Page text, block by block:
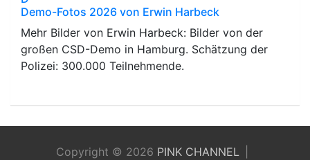
Demo-Fotos 2026 von Erwin Harbeck
Mehr Bilder von Erwin Harbeck: Bilder von der
großen CSD-Demo in Hamburg. Schätzung der
Polizei: 300.000 Teilnehmende.
Copyright © 2026 PINK CHANNEL